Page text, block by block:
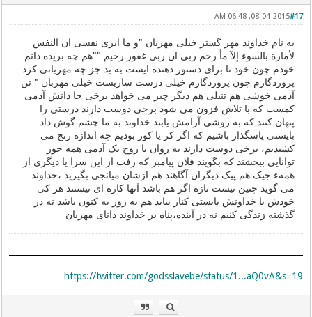
#17
08-04-2015, 06:48 AM
به نام خداوند مهر گستر خیلی مهربان "و ما ابری نفسی ان النفس
ﻷمارة بالسوء إﻵ مأ رحم ربی ان ربی غفور رحیم ""هم چه بریده دانم
خودم چون خود تا برای دستور دهنده ایست به بد جز چه مهربانی کرد
پروردگارم چون پروردگارم خیلی درست سازیست خیلی مهربان " تن
آدمی خوشی هم تنبلی هم دیگر چیز می خواهد برخی جا دانش آدمی
کمست که با تلاش فزون می شود برخی دوست دارند درستی را
پنهان کنند که به روشی آرامش یابند خداوند به ما چشم گوش داد
بایستی پاسگذار باشیم که اگر کر یا کور بودیم چه اندازه رنج می
کشیدیم، برخی دوست دارند به روان یا روح یک آدمی همه جور
توانایی ببخشند که بگویند فلان پیامبر که رفت از این سرا یا دیگری از
همهء جیک هم پیک دیگران آگاهند هم ازشان میانجی بگیرید ،خداوند
می گوید چنین نیست تازه اگر هم باشد آنها کاره ای نیستند هر کی
خودش با خداونش بایستی کنار بیاید هم به روز به کنون باشد نه در
گذشته زندگی کنیم نه در آینده،پناه بر خداوند دانای مهربان
https://twitter.com/godsslavebe/status/1...aQ0vA&s=19